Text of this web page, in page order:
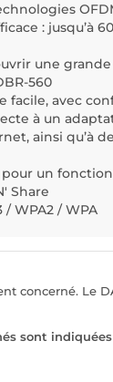
: jusqu’à
une
560
facile, avec
à un
ainsi qu’à
un
Share
WPA2 / WPA
concerné. Le
sont